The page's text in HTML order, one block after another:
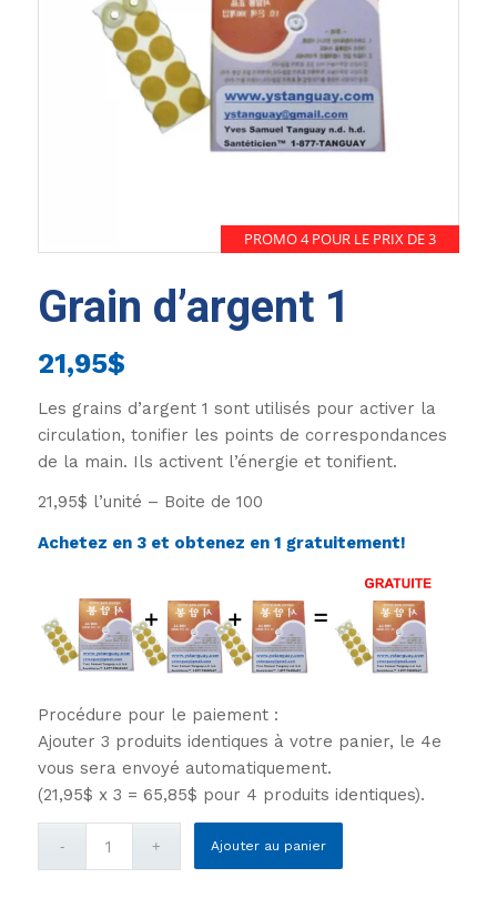
PROMO 4 POUR LE PRIX DE 3
Grain d’argent 1
21,95$
Les grains d’argent 1 sont utilisés pour activer la
circulation, tonifier les points de correspondances
de la main. Ils activent l’énergie et tonifient.
21,95$ l’unité – Boite de 100
Achetez en 3 et obtenez en 1 gratuitement!
Procédure pour le paiement :
Ajouter 3 produits identiques à votre panier, le 4e
vous sera envoyé automatiquement.
(21,95$ x 3 = 65,85$ pour 4 produits identiques).
Ajouter au panier